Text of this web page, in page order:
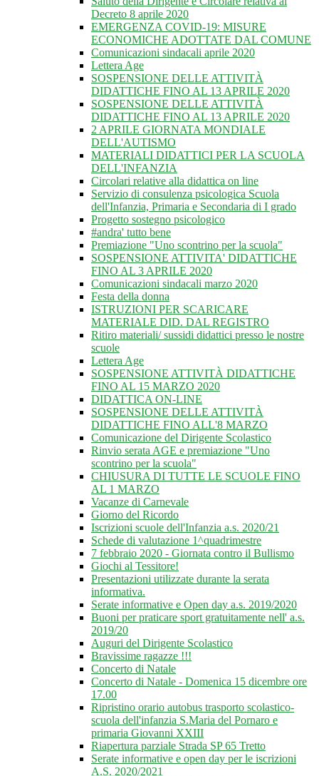
Decreto 8 aprile 2020
EMERGENZA COVID-19: MISURE
ECONOMICHE ADOTTATE DAL COMUNE
Comunicazioni sindacali aprile 2020
Lettera Age
SOSPENSIONE DELLE ATTIVITÀ
DIDATTICHE FINO AL 13 APRILE 2020
SOSPENSIONE DELLE ATTIVITÀ
DIDATTICHE FINO AL 13 APRILE 2020
2 APRILE GIORNATA MONDIALE
DELL'AUTISMO
MATERIALI DIDATTICI PER LA SCUOLA
DELL'INFANZIA
Circolari relative alla didattica on line
Servizio di consulenza psicologica Scuola
dell'Infanzia, Primaria e Secondaria di I grado
Progetto sostegno psicologico
#andra' tutto bene
Premiazione "Uno scontrino per la scuola"
SOSPENSIONE ATTIVITA' DIDATTICHE
FINO AL 3 APRILE 2020
Comunicazioni sindacali marzo 2020
Festa della donna
ISTRUZIONI PER SCARICARE
MATERIALE DID. DAL REGISTRO
Ritiro materiali/ sussidi didattici presso le nostre
scuole
Lettera Age
SOSPENSIONE ATTIVITÀ DIDATTICHE
FINO AL 15 MARZO 2020
DIDATTICA ON-LINE
SOSPENSIONE DELLE ATTIVITÀ
DIDATTICHE FINO ALL'8 MARZO
Comunicazione del Dirigente Scolastico
Rinvio serata AGE e premiazione "Uno
scontrino per la scuola"
CHIUSURA DI TUTTE LE SCUOLE FINO
AL 1 MARZO
Vacanze di Carnevale
Giorno del Ricordo
Iscrizioni scuole dell'Infanzia a.s. 2020/21
Schede di valutazione 1^quadrimestre
7 febbraio 2020 - Giornata contro il Bullismo
Giochi al Tessitore!
Presentazioni utilizzate durante la serata
informativa.
Serate informative e Open day a.s. 2019/2020
Buoni per praticare sport gratuitamente nell' a.s.
2019/20
Auguri del Dirigente Scolastico
Bravissime ragazze !!!
Concerto di Natale
Concerto di Natale - Domenica 15 dicembre ore
17.00
Ripristino orario autobus trasporto scolastico-
scuola dell'infanzia S.Maria del Pornaro e
primaria Giovanni XXIII
Riapertura parziale Strada SP 65 Tretto
Serate informative e open day per le iscrizioni
A.S. 2020/2021